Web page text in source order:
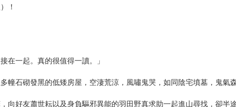
！
在一起。真的很值得一讀。」
幢石砌發黑的低矮房屋，空淒荒涼，風嘯鬼哭，如同陰宅墳墓，鬼
向好友蕭世耘以及身負驅邪異能的羽田野真求助一起進山尋找，卻半